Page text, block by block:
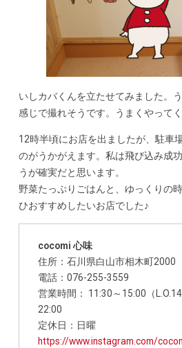
いしカバくんを立たせてみました。
感じで撮れそうです。うまくやって
12時半頃にお店を出ましたが、駐車
のがうかがえます。私は飛び込み成
うが確実だと思います。
野菜たっぷりごはんと、ゆっくりの
ひおすすめしたいお店でした♪
cocomi 心味
住所：石川県白山市相木町2000
電話：076-255-3559
営業時間： 11:30～15:00（
22:00
定休日：日曜
https://www.instagram.com/